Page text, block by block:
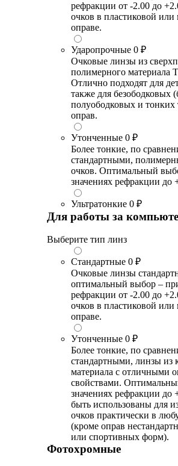
рефракции от -2.00 до
очков в пластиковой или
оправе.
Ударопрочные 0 ₽
Очковые линзы из
полимерного материала
Отлично подходят для
также для безободковых
полуободковых и тонких
оправ.
Утонченные 0 ₽
Более тонкие, по
стандартными,
очков. Оптимальный
значениях рефракции до
Ультратонкие 0 ₽
Для работы за
Выберите тип линз
Стандартные 0 ₽
Очковые линзы
оптимальный выбор –
рефракции от -2.00 до
очков в пластиковой или
оправе.
Утонченные 0 ₽
Более тонкие, по
стандартными, линзы из
материала с отличными
свойствами.
значениях рефракции до
быть использованы для
очков практически в
(кроме оправ
или спортивных форм).
Фотохромные